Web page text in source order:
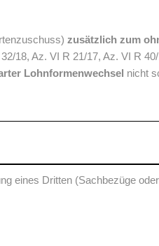
zusätzlich zum
18, Az. VI R 21/17, Az. VI R
Lohnformenwechsel nicht
eines Dritten (Sachbezüge